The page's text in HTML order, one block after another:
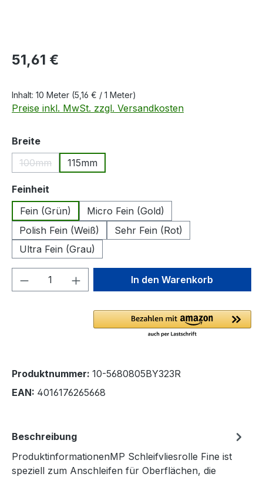
Regulärer Preis:
51,61 €
Inhalt: 10 Meter (5,16 € / 1 Meter)
Preise inkl. MwSt. zzgl. Versandkosten
Breiteauswählen
100mm
(Diese Option ist zurzeit nicht verfügbar.)
115mm
Feinheit
Fein (Grün)
Micro Fein (Gold)
Polish Fein (Weiß)
Sehr Fein (Rot)
Ultra Fein (Grau)
Produkt Anzahl: Gib denIn den Warenkorb
Produktnummer: 10-5680805BY323R
EAN: 4016176265668
Beschreibung
ProduktinformationenMP Schleifvliesrolle Fine ist
speziell zum Anschleifen für Oberflächen, die